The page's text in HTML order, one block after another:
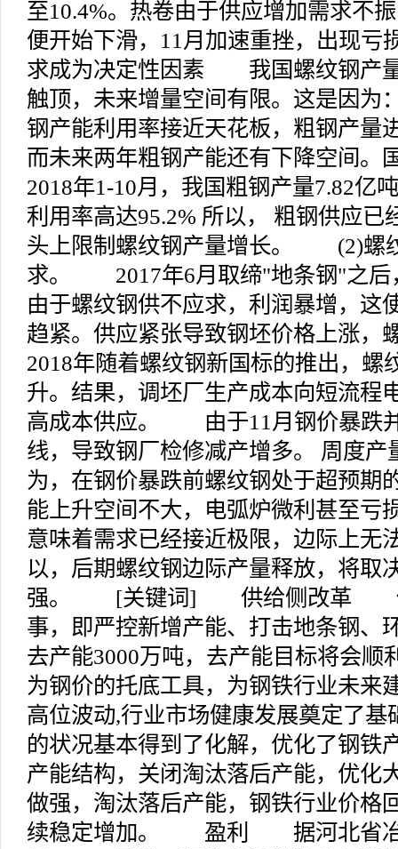
至10.4%。热卷由于供应增加需求不
便开始下滑，11月加速重挫，出现
求成为决定性因素 我国螺纹钢产量
触顶，未来增量空间有限。这是因
钢产能利用率接近天花板，粗钢产量
而未来两年粗钢产能还有下降空间。
2018年1-10月，我国粗钢产量7.82亿
利用率高达95.2% 所以， 粗钢供应已
头上限制螺纹钢产量增长。 (2)螺
求。 2017年6月取缔"地条钢"之后
由于螺纹钢供不应求，利润暴增，这
趋紧。供应紧张导致钢坯价格上涨，
2018年随着螺纹钢新国标的推出，螺
升。结果，调坯厂生产成本向短流程
高成本供应。 由于11月钢价暴跌
线，导致钢厂检修减产增多。 周度产
为，在钢价暴跌前螺纹钢处于超预期
能上升空间不大，电弧炉微利甚至亏
意味着需求已经接近极限，边际上无
以，后期螺纹钢边际产量释放，将取
强。 [关键词] 供给侧改革 供
事，即严控新增产能、打击地条钢、
去产能3000万吨，去产能目标将会顺
为钢价的托底工具，为钢铁行业未来
高位波动,行业市场健康发展奠定了基
的状况基本得到了化解，优化了钢铁
产能结构，关闭淘汰落后产能，优化
做强，淘汰落后产能，钢铁行业价格
续稳定增加。 盈利 据河北省冶